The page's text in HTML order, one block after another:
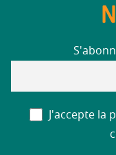
J'accepte la